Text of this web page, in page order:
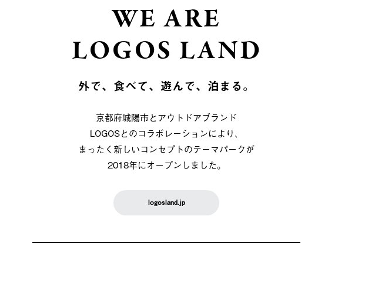
WE ARE
LOGOS LAND
外で、食べて、遊んで、泊まる。
京都府城陽市とアウトドアブランド
LOGOSとのコラボレーションにより、
まったく新しいコンセプトのテーマパークが
2018年にオープンしました。
logosland.jp